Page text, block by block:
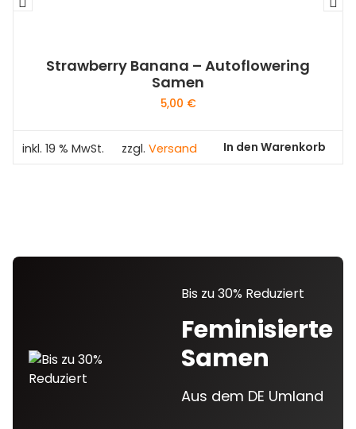
Strawberry Banana – Autoflowering
Samen
5,00 €
inkl. 19 % MwSt. zzgl. Versand In den Warenkorb
Bis zu 30% Reduziert
Feminisierte
Samen
Aus dem DE Umland